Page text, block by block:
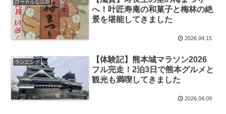
ローカルな話題
へ！叶匠寿庵の和菓子と梅林の絶
景を堪能してきました
2026.04.15
ランニング
【体験記】熊本城マラソン2026
フル完走！2泊3日で熊本グルメと
観光も満喫してきました
2026.04.09